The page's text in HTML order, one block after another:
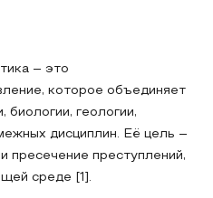
– это
которое объединяет
биологии, геологии,
дисциплин. Её цель –
пресечение преступлений,
среде [1].